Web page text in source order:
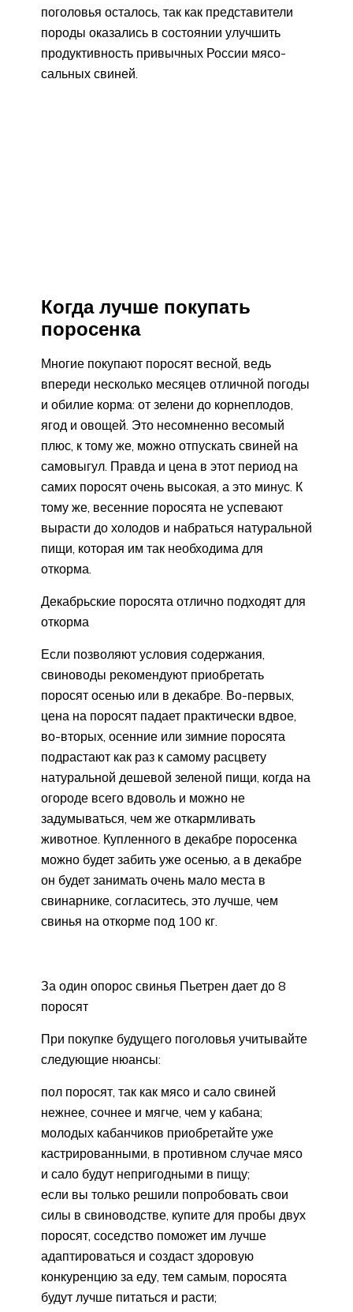
поголовья осталось, так как представители
породы оказались в состоянии улучшить
продуктивность привычных России мясо-
сальных свиней.
Когда лучше покупать
поросенка
Многие покупают поросят весной, ведь
впереди несколько месяцев отличной погоды
и обилие корма: от зелени до корнеплодов,
ягод и овощей. Это несомненно весомый
плюс, к тому же, можно отпускать свиней на
самовыгул. Правда и цена в этот период на
самих поросят очень высокая, а это минус. К
тому же, весенние поросята не успевают
вырасти до холодов и набраться натуральной
пищи, которая им так необходима для
откорма.
Декабрьские поросята отлично подходят для
откорма
Если позволяют условия содержания,
свиноводы рекомендуют приобретать
поросят осенью или в декабре. Во-первых,
цена на поросят падает практически вдвое,
во-вторых, осенние или зимние поросята
подрастают как раз к самому расцвету
натуральной дешевой зеленой пищи, когда на
огороде всего вдоволь и можно не
задумываться, чем же откармливать
животное. Купленного в декабре поросенка
можно будет забить уже осенью, а в декабре
он будет занимать очень мало места в
свинарнике, согласитесь, это лучше, чем
свинья на откорме под 100 кг.
За один опорос свинья Пьетрен дает до 8
поросят
При покупке будущего поголовья учитывайте
следующие нюансы:
пол поросят, так как мясо и сало свиней
нежнее, сочнее и мягче, чем у кабана;
молодых кабанчиков приобретайте уже
кастрированными, в противном случае мясо
и сало будут непригодными в пищу;
если вы только решили попробовать свои
силы в свиноводстве, купите для пробы двух
поросят, соседство поможет им лучше
адаптироваться и создаст здоровую
конкуренцию за еду, тем самым, поросята
будут лучше питаться и расти;